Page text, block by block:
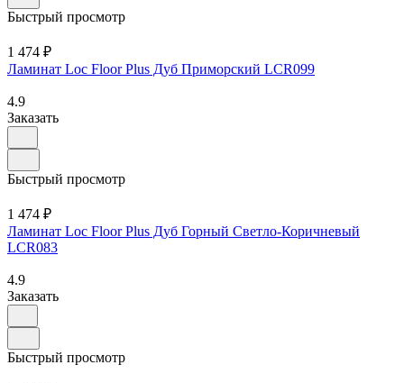
Быстрый просмотр
1 474 ₽
Ламинат Loc Floor Plus Дуб Приморский LCR099
4.9
Заказать
Быстрый просмотр
1 474 ₽
Ламинат Loc Floor Plus Дуб Горный Светло-Коричневый
LCR083
4.9
Заказать
Быстрый просмотр